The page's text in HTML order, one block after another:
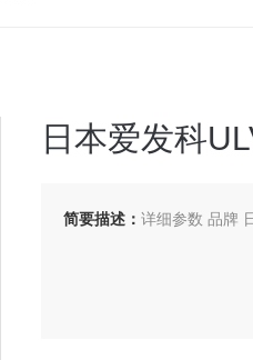
日本爱发科
简要描述： 详细参数 品牌